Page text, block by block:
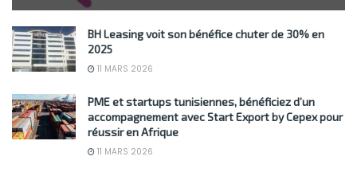
BH Leasing voit son bénéfice chuter de 30% en
2025
11 MARS 2026
PME et startups tunisiennes, bénéficiez d’un
accompagnement avec Start Export by Cepex pour
réussir en Afrique
11 MARS 2026